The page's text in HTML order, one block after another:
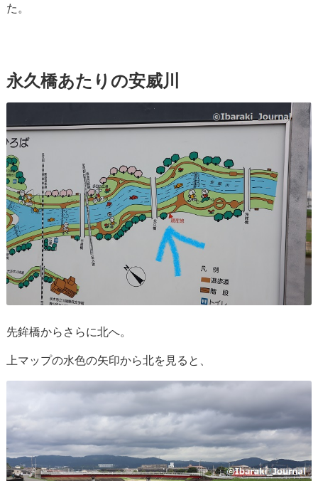
た。
永久橋あたりの安威川
先鉾橋からさらに北へ。
上マップの水色の矢印から北を見ると、